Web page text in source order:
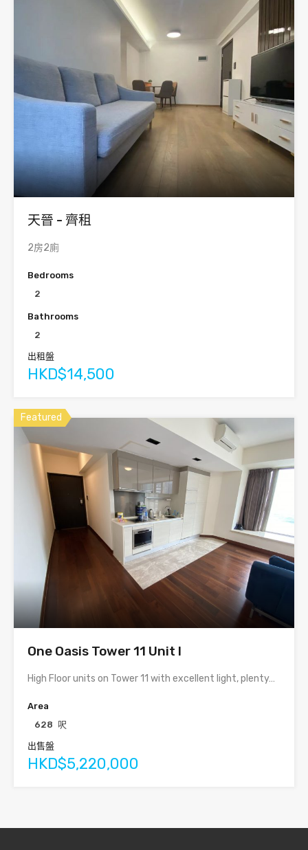
天晉 - 齊租
2房2廁
Bedrooms
2
Bathrooms
2
出租盤
HKD$14,500
Featured
One Oasis Tower 11 Unit I
High Floor units on Tower 11 with excellent light, plenty…
Area
628
呎
出售盤
HKD$5,220,000